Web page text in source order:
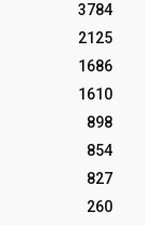
3784
2125
1686
1610
898
854
827
260